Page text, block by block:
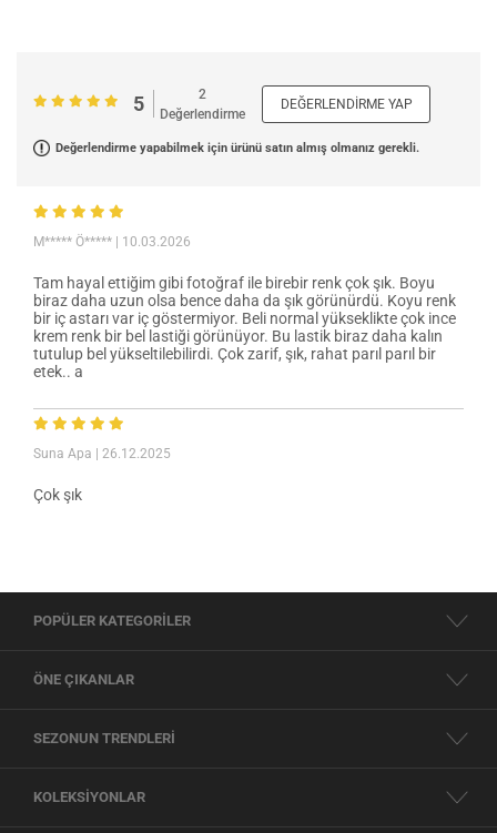
5
2
Değerlendirme
DEĞERLENDIRME YAP
Değerlendirme yapabilmek için ürünü satın almış olmanız gerekli.
M***** Ö***** | 10.03.2026
Tam hayal ettiğim gibi fotoğraf ile birebir renk çok şık. Boyu
biraz daha uzun olsa bence daha da şık görünürdü. Koyu renk
bir iç astarı var iç göstermiyor. Beli normal yükseklikte çok ince
krem renk bir bel lastiği görünüyor. Bu lastik biraz daha kalın
tutulup bel yükseltilebilirdi. Çok zarif, şık, rahat parıl parıl bir
etek.. a
Suna Apa | 26.12.2025
Çok şık
POPÜLER KATEGORİLER
ÖNE ÇIKANLAR
SEZONUN TRENDLERİ
KOLEKSİYONLAR